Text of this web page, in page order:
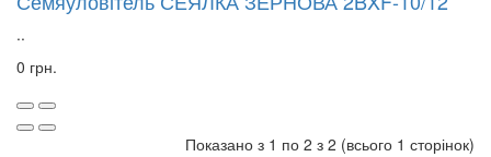
..
0 грн.
Показано з 1 по 2 з 2 (всього 1 сторінок)